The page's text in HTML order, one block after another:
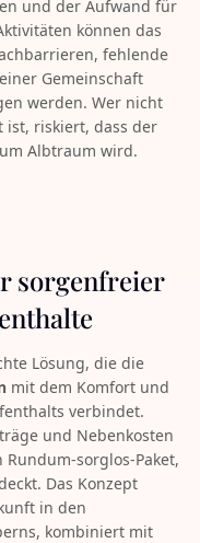
und der Aufwand für
können das
fehlende
Gemeinschaft
werden. Wer nicht
ist, riskiert, dass der
Albtraum wird.
sorgenfreier
Lösung, die die
mit dem Komfort und
verbindet.
und Nebenkosten
sorglos-Paket,
Das Konzept
in den
kombiniert mit